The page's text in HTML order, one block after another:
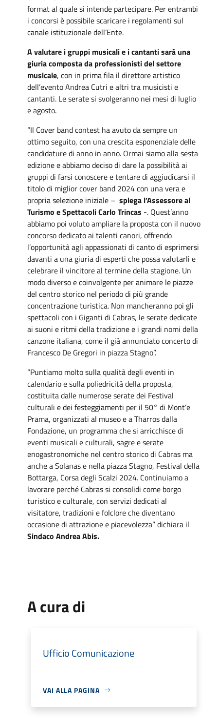
format al quale si intende partecipare. Per entrambi
i concorsi è possibile scaricare i regolamenti sul
canale istituzionale dell’Ente.
A valutare i gruppi musicali e i cantanti sarà una
giuria composta da professionisti del settore
musicale, con in prima fila il direttore artistico
dell’evento Andrea Cutri e altri tra musicisti e
cantanti. Le serate si svolgeranno nei mesi di luglio
e agosto.
“Il Cover band contest ha avuto da sempre un
ottimo seguito, con una crescita esponenziale delle
candidature di anno in anno. Ormai siamo alla sesta
edizione e abbiamo deciso di dare la possibilità ai
gruppi di farsi conoscere e tentare di aggiudicarsi il
titolo di miglior cover band 2024 con una vera e
propria selezione iniziale – spiega l’Assessore al
Turismo e Spettacoli Carlo Trincas -. Quest’anno
abbiamo poi voluto ampliare la proposta con il nuovo
concorso dedicato ai talenti canori, offrendo
l’opportunità agli appassionati di canto di esprimersi
davanti a una giuria di esperti che possa valutarli e
celebrare il vincitore al termine della stagione. Un
modo diverso e coinvolgente per animare le piazze
del centro storico nel periodo di più grande
concentrazione turistica. Non mancheranno poi gli
spettacoli con i Giganti di Cabras, le serate dedicate
ai suoni e ritmi della tradizione e i grandi nomi della
canzone italiana, come il già annunciato concerto di
Francesco De Gregori in piazza Stagno”.
“Puntiamo molto sulla qualità degli eventi in
calendario e sulla poliedricità della proposta,
costituita dalle numerose serate dei Festival
culturali e dei festeggiamenti per il 50° di Mont’e
Prama, organizzati al museo e a Tharros dalla
Fondazione, un programma che si arricchisce di
eventi musicali e culturali, sagre e serate
enogastronomiche nel centro storico di Cabras ma
anche a Solanas e nella piazza Stagno, Festival della
Bottarga, Corsa degli Scalzi 2024. Continuiamo a
lavorare perché Cabras si consolidi come borgo
turistico e culturale, con servizi dedicati al
visitatore, tradizioni e folclore che diventano
occasione di attrazione e piacevolezza” dichiara il
Sindaco Andrea Abis.
A cura di
Ufficio Comunicazione
VAI ALLA PAGINA